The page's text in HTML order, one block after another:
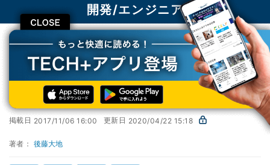
CLOSE
開発/エンジニア
TECH+ 企業IT 開発/エンジニア Vimが30年以上も使われる理由
第9回 イマドキのテキストエディタ事情
Vimが30年以上も使われる理由
掲載日 2017/11/06 16:00 更新日 2020/04/22 15:18
著者： 後藤大地